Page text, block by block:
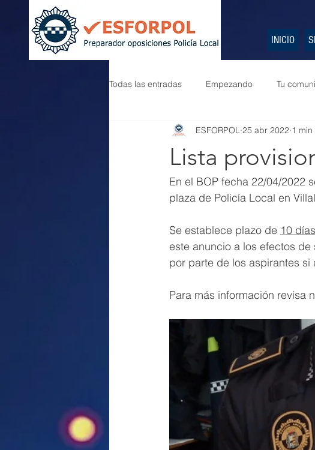
INICIO
Todas las entradas Empezando Tu
Lista
ESFORPOL 25 abr 2022 1
En el BOP fecha 22/04/2022
plaza de Policía Local en
Se establece plazo de 10
este anuncio a los efectos
por parte de los aspirantes
Para más información revisa